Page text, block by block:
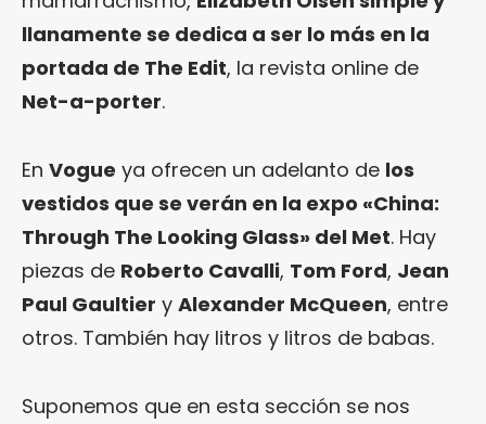
llanamente se dedica a ser lo más en la
portada de The Edit, la revista online de
Net-a-porter.
En Vogue ya ofrecen un adelanto de los
vestidos que se verán en la expo «China:
Through The Looking Glass» del Met. Hay
piezas de Roberto Cavalli, Tom Ford, Jean
Paul Gaultier y Alexander McQueen, entre
otros. También hay litros y litros de babas.
Suponemos que en esta sección se nos